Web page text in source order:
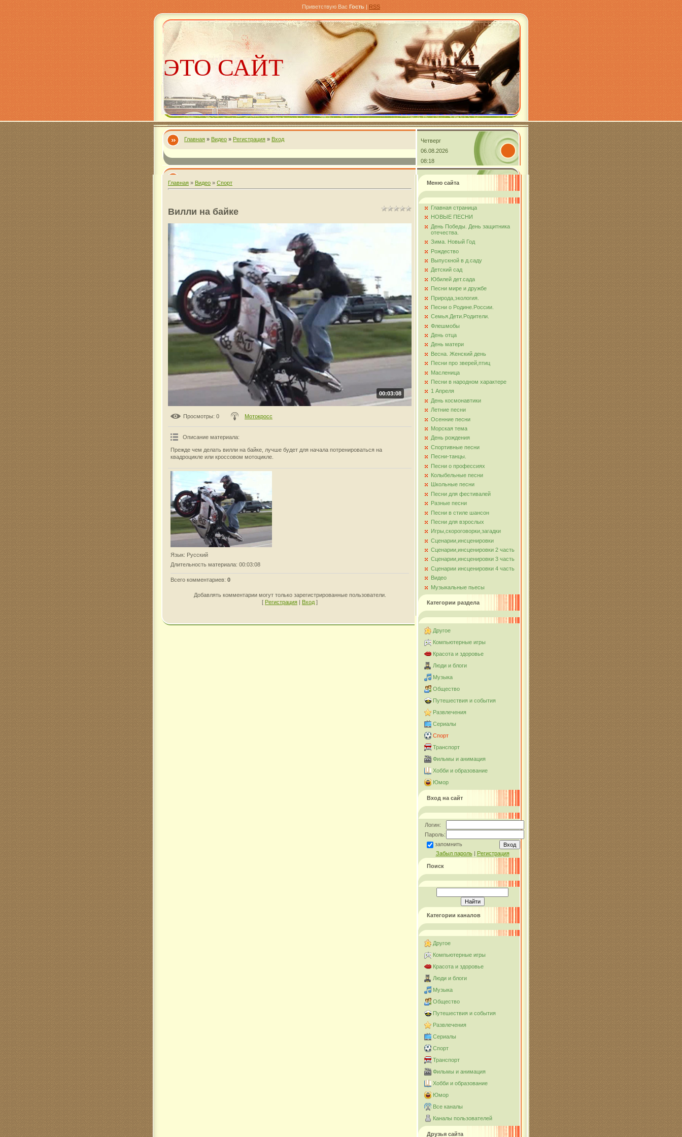
Приветствую Вас Гость | RSS
ЭТО САЙТ
Александра
Комарова
Главная » Видео » Регистрация » Вход
Четверг
06.08.2026
08:18
Главная » Видео » Спорт
Вилли на байке
00:03:08
Просмотры: 0 Мотокросс
Описание материала:
Прежде чем делать вилли на байке, лучше будет для начала потренироваться на
квадроцикле или кроссовом мотоцикле.
Язык: Русский
Длительность материала: 00:03:08
Всего комментариев: 0
Добавлять комментарии могут только зарегистрированные пользователи.
[ Регистрация | Вход ]
Меню сайта
Главная страница
НОВЫЕ ПЕСНИ
День Победы. День защитника
отечества.
Зима. Новый Год
Рождество
Выпускной в д.саду
Детский сад
Юбилей дет.сада
Песни мире и дружбе
Природа,экология.
Песни о Родине.России.
Семья.Дети.Родители.
Флешмобы
День отца
День матери
Весна. Женский день
Песни про зверей,птиц
Масленица
Песни в народном характере
1 Апреля
День космонавтики
Летние песни
Осенние песни
Морская тема
День рождения
Спортивные песни
Песни-танцы.
Песни о профессиях
Колыбельные песни
Школьные песни
Песни для фестивалей
Разные песни
Песни в стиле шансон
Песни для взрослых
Игры,скороговорки,загадки
Сценарии,инсценировки
Сценарии,инсценировки 2 часть
Сценарии,инсценировки 3 часть
Сценарии инсценировки 4 часть
Видео
Музыкальные пьесы
Категории раздела
Другое
Компьютерные игры
Красота и здоровье
Люди и блоги
Музыка
Общество
Путешествия и события
Развлечения
Сериалы
Спорт
Транспорт
Фильмы и анимация
Хобби и образование
Юмор
Вход на сайт
Логин:
Пароль:
запомнить
Забыл пароль| Регистрация
Поиск
Категории каналов
Другое
Компьютерные игры
Красота и здоровье
Люди и блоги
Музыка
Общество
Путешествия и события
Развлечения
Сериалы
Спорт
Транспорт
Фильмы и анимация
Хобби и образование
Юмор
Все каналы
Каналы пользователей
Друзья сайта